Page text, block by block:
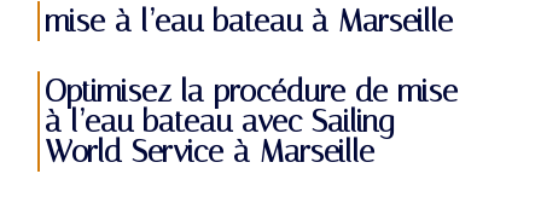
mise à l’eau bateau à Marseille
Optimisez la procédure de mise
à l’eau bateau avec Sailing
World Service à Marseille